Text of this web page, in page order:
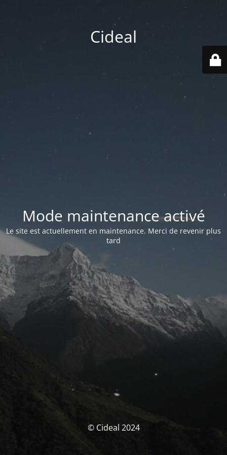
Cideal
Mode maintenance activé
Le site est actuellement en maintenance. Merci de revenir plus
tard
© Cideal 2024